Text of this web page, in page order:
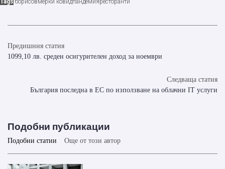
Tags борисовмерки ковидпандемияресторанти
Предишния статия
1099,10 лв. среден осигурителен доход за ноември
Следваща статия
България последна в ЕС по използване на облачни IT услуги
Подобни публикации
Подобни статии Още от този автор